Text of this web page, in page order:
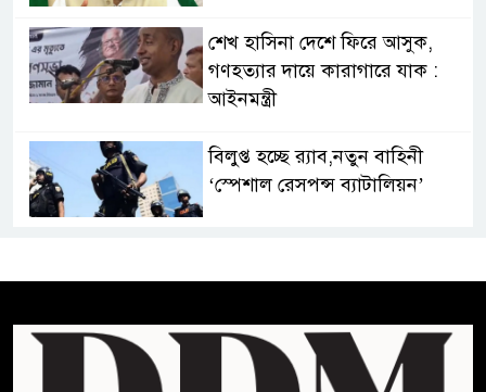
শেখ হাসিনা দেশে ফিরে আসুক,
গণহত্যার দায়ে কারাগারে যাক :
আইনমন্ত্রী
বিলুপ্ত হচ্ছে র‍্যাব,নতুন বাহিনী
‘স্পেশাল রেসপন্স ব্যাটালিয়ন’
নিয়ে বাংলাদেশের ক্ষুব্ধ প্রতিক্রিয়া
বাংলাদেশে আইএস আইয়ের অবাধ
সুযোগ পাওয়ার অভিযোগ ভিত্তিহীন